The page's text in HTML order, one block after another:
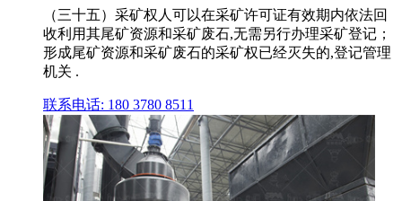
（三十五）采矿权人可以在采矿许可证有效期内依法回
收利用其尾矿资源和采矿废石,无需另行办理采矿登记；
形成尾矿资源和采矿废石的采矿权已经灭失的,登记管理
机关 .
联系电话: 180 3780 8511